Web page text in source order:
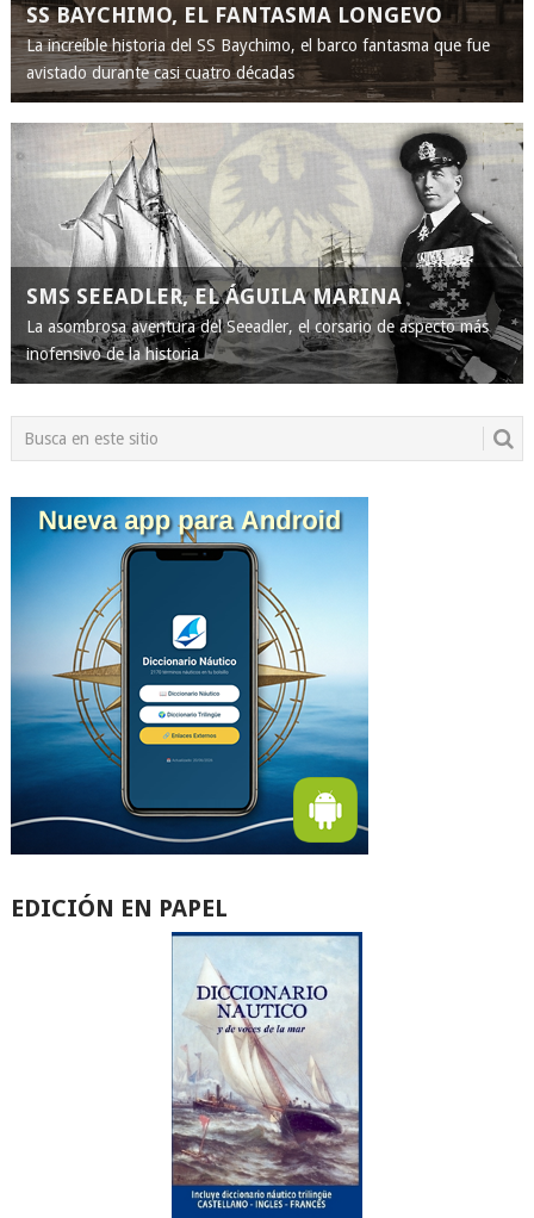
SS BAYCHIMO, EL FANTASMA LONGEVO
La increíble historia del SS Baychimo, el barco fantasma que fue
avistado durante casi cuatro décadas
SMS SEEADLER, EL ÁGUILA MARINA
La asombrosa aventura del Seeadler, el corsario de aspecto más
inofensivo de la historia
EDICIÓN EN PAPEL